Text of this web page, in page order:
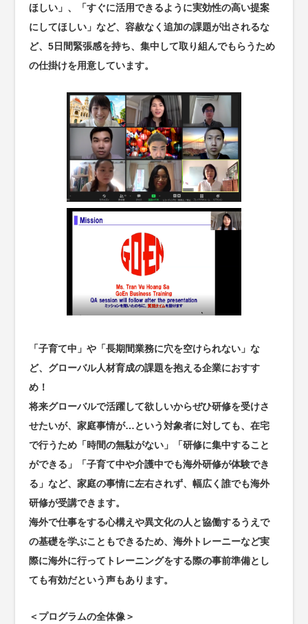
ほしい」、「すぐに活用できるように実効性の高い提案
にしてほしい」など、容赦なく追加の課題が出されるな
ど、5日間緊張感を持ち、集中して取り組んでもらうため
の仕掛けを用意しています。
「子育て中」や「長期間業務に穴を空けられない」な
ど、グローバル人材育成の課題を抱える企業におすす
め！
将来グローバルで活躍して欲しいからぜひ研修を受けさ
せたいが、家庭事情が…という対象者に対しても、在宅
で行うため「時間の無駄がない」「研修に集中すること
ができる」「子育て中や介護中でも海外研修が体験でき
る」など、家庭の事情に左右されず、幅広く誰でも海外
研修が受講できます。
海外で仕事をする心構えや異文化の人と協働するうえで
の基礎を学ぶこともできるため、海外トレーニーなど実
際に海外に行ってトレーニングをする際の事前準備とし
ても有効だという声もあります。
＜プログラムの全体像＞